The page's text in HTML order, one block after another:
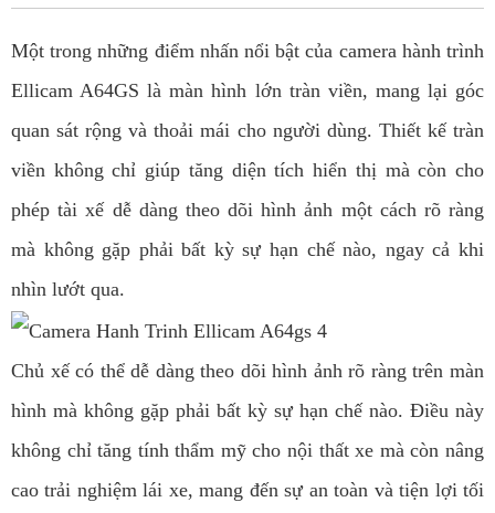
Một trong những điểm nhấn nổi bật của camera hành trình
Ellicam A64GS là màn hình lớn tràn viền, mang lại góc
quan sát rộng và thoải mái cho người dùng. Thiết kế tràn
viền không chỉ giúp tăng diện tích hiển thị mà còn cho
phép tài xế dễ dàng theo dõi hình ảnh một cách rõ ràng
mà không gặp phải bất kỳ sự hạn chế nào, ngay cả khi
nhìn lướt qua.
Chủ xế có thể dễ dàng theo dõi hình ảnh rõ ràng trên màn
hình mà không gặp phải bất kỳ sự hạn chế nào. Điều này
không chỉ tăng tính thẩm mỹ cho nội thất xe mà còn nâng
cao trải nghiệm lái xe, mang đến sự an toàn và tiện lợi tối